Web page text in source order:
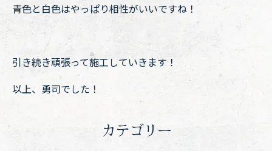
青色と白色はやっぱり相性がいいですね！
引き続き頑張って施工していきます！
以上、勇司でした！
カテゴリー